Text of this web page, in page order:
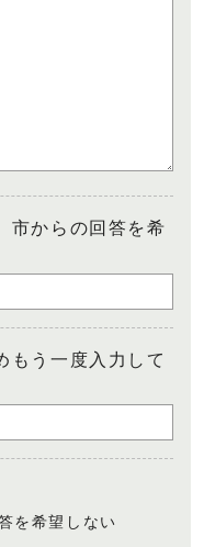
市からの回答を希
もう一度入力して
を希望しない